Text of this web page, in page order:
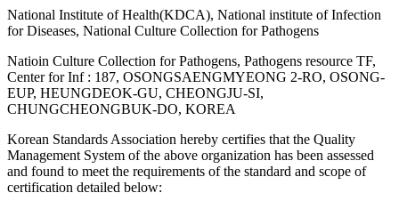
National Institute of Health(KDCA), National institute of Infection
for Diseases, National Culture Collection for Pathogens
Natioin Culture Collection for Pathogens, Pathogens resource TF,
Center for Inf : 187, OSONGSAENGMYEONG 2-RO, OSONG-
EUP, HEUNGDEOK-GU, CHEONGJU-SI,
CHUNGCHEONGBUK-DO, KOREA
Korean Standards Association hereby certifies that the Quality
Management System of the above organization has been assessed
and found to meet the requirements of the standard and scope of
certification detailed below: